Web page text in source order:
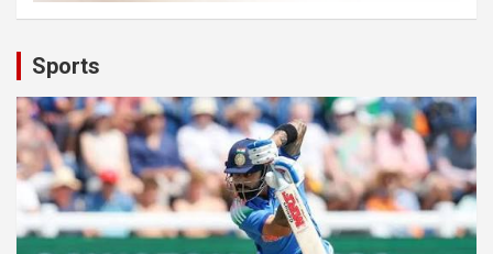
Sports